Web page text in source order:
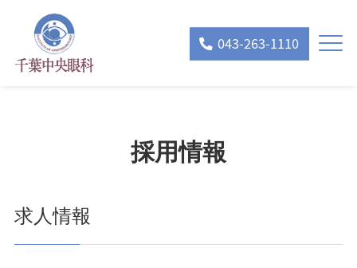
043-263-1110
採用情報
求人情報